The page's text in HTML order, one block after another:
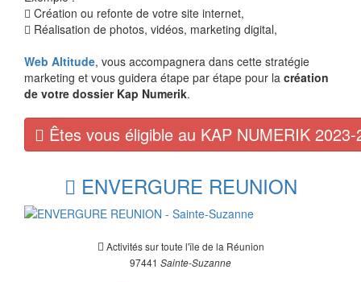
Création ou refonte de votre site internet,
Réalisation de photos, vidéos, marketing digital,
Web Altitude, vous accompagnera dans cette stratégie
marketing et vous guidera étape par étape pour la création
de votre dossier Kap Numerik.
Êtes vous éligible au KAP NUMERIK
ENVERGURE REUNION
Activités sur toute l'île de la Réunion
97441 Sainte-Suzanne